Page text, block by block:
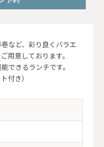
など、彩り良くバラエ
用意しております。
できるランチです。
付き）